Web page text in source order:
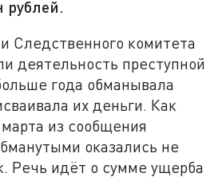
рублей.
Следственного комитета
деятельность преступной
года обманывала
их деньги. Как
из сообщения
оказались не
. Речь идёт о сумме ущерба